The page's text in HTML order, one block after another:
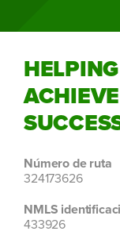
Número de ruta
324173626
NMLS
433926